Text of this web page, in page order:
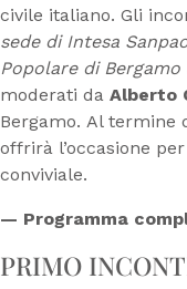
civile italiano. Gli
sede di Intesa
Popolare di Bergamo
moderati da Alberto
Bergamo. Al termine
offrirà l’occasione
conviviale.
— Programma
PRIMO